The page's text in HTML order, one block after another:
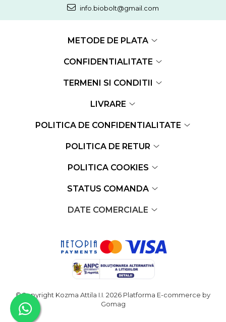
info.biobolt@gmail.com
METODE DE PLATA
CONFIDENTIALITATE
TERMENI SI CONDITII
LIVRARE
POLITICA DE CONFIDENTIALITATE
POLITICA DE RETUR
POLITICA COOKIES
STATUS COMANDA
DATE COMERCIALE
©Copyright Kozma Attila I.I. 2026 Platforma E-commerce by
Gomag